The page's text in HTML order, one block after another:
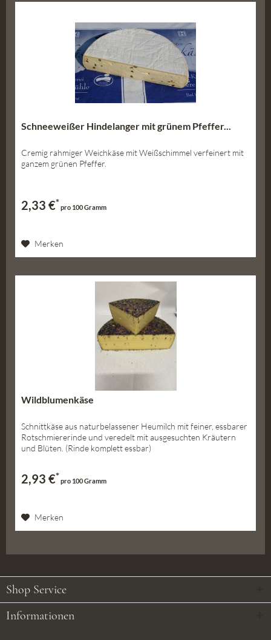
Schneeweißer Hindelanger mit grünem Pfeffer...
Cremig rahmiger Weichkäse mit Weißschimmel verfeinert mit
ganzem grünen Pfeffer.
2,33 €*pro 100 Gramm
Merken
Wildblumenkäse
Schnittkäse aus naturbelassener Heumilch mit feiner, essbarer
Rotschmiererinde und veredelt mit ausgesuchten Kräutern
und Blüten. (Rinde komplett essbar)
2,93 €*pro 100 Gramm
Merken
Shop Service
Informationen